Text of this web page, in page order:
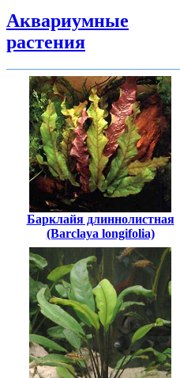
Аквариумные
растения
Барклайя длиннолистная
(Barclaya longifolia)